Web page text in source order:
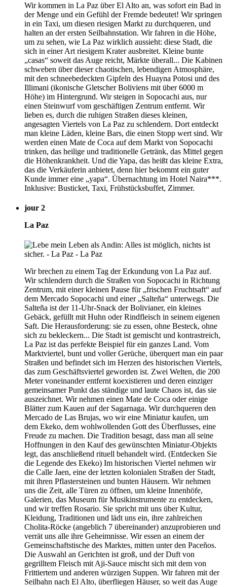
Wir kommen in La Paz über El Alto an, was sofort ein Bad in
der Menge und ein Gefühl der Fremde bedeutet! Wir springen
in ein Taxi, um diesen riesigen Markt zu durchqueren, und
halten an der ersten Seilbahnstation. Wir fahren in die Höhe,
um zu sehen, wie La Paz wirklich aussieht: diese Stadt, die
sich in einer Art riesigem Krater ausbreitet. Kleine bunte
„casas“ soweit das Auge reicht, Märkte überall... Die Kabinen
schweben über dieser chaotischen, lebendigen Atmosphäre,
mit den schneebedeckten Gipfeln des Huayna Potosi und des
Illimani (ikonische Gletscher Boliviens mit über 6000 m
Höhe) im Hintergrund. Wir steigen in Sopocachi aus, nur
einen Steinwurf vom geschäftigen Zentrum entfernt. Wir
lieben es, durch die ruhigen Straßen dieses kleinen,
angesagten Viertels von La Paz zu schlendern. Dort entdeckt
man kleine Läden, kleine Bars, die einen Stopp wert sind. Wir
werden einen Mate de Coca auf dem Markt von Sopocachi
trinken, das heilige und traditionelle Getränk, das Mittel gegen
die Höhenkrankheit. Und die Yapa, das heißt das kleine Extra,
das die Verkäuferin anbietet, denn hier bekommt ein guter
Kunde immer eine „yapa“. Übernachtung im Hotel Naira***.
Inklusive: Busticket, Taxi, Frühstücksbuffet, Zimmer.
jour 2
La Paz
Wir brechen zu einem Tag der Erkundung von La Paz auf.
Wir schlendern durch die Straßen von Sopocachi in Richtung
Zentrum, mit einer kleinen Pause für „frischen Fruchtsaft“ auf
dem Mercado Sopocachi und einer „Salteña“ unterwegs. Die
Salteña ist der 11-Uhr-Snack der Bolivianer, ein kleines
Gebäck, gefüllt mit Huhn oder Rindfleisch in seinem eigenen
Saft. Die Herausforderung: sie zu essen, ohne Besteck, ohne
sich zu bekleckern... Die Stadt ist gemischt und kontrastreich,
La Paz ist das perfekte Beispiel für ein ganzes Land. Vom
Marktviertel, bunt und voller Gerüche, überquert man ein paar
Straßen und befindet sich im Herzen des historischen Viertels,
das zum Geschäftsviertel geworden ist. Zwei Welten, die 200
Meter voneinander entfernt koexistieren und deren einziger
gemeinsamer Punkt das ständige und laute Chaos ist, das sie
auszeichnet. Wir nehmen einen Mate de Coca oder einige
Blätter zum Kauen auf der Sagarnaga. Wir durchqueren den
Mercado de Las Brujas, wo wir eine Miniatur kaufen, um
dem Ekeko, dem wohlwollenden Gott des Überflusses, eine
Freude zu machen. Die Tradition besagt, dass man all seine
Hoffnungen in den Kauf des gewünschten Miniatur-Objekts
legt, das anschließend rituell behandelt wird. (Entdecken Sie
die Legende des Ekeko) Im historischen Viertel nehmen wir
die Calle Jaen, eine der letzten kolonialen Straßen der Stadt,
mit ihren Pflastersteinen und bunten Häusern. Wir nehmen
uns die Zeit, alle Türen zu öffnen, um kleine Innenhöfe,
Galerien, das Museum für Musikinstrumente zu entdecken,
und wir treffen Rosario. Sie spricht mit uns über Kultur,
Kleidung, Traditionen und lädt uns ein, ihre zahlreichen
Cholita-Röcke (angeblich 7 übereinander) anzuprobieren und
verrät uns alle ihre Geheimnisse. Wir essen an einem der
Gemeinschaftstische des Marktes, mitten unter den Paceños.
Die Auswahl an Gerichten ist groß, und der Duft von
gegrilltem Fleisch mit Aji-Sauce mischt sich mit dem von
Frittiertem und anderen würzigen Suppen. Wir fahren mit der
Seilbahn nach El Alto, überfliegen Häuser, so weit das Auge